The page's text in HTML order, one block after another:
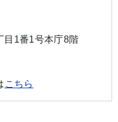
目1番1号本庁8階
こちら